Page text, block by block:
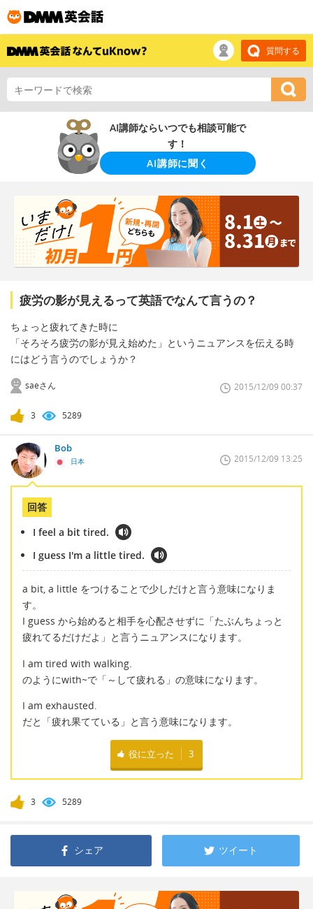
質問する
AI講師ならいつでも相談可能で
す！
AI講師に聞く
疲労の影が見えるって英語でなんて言うの？
ちょっと疲れてきた時に
「そろそろ疲労の影が見え始めた」というニュアンスを伝える時
にはどう言うのでしょうか？
saeさん 2015/12/09 00:37
3 5289
Bob
日本 2015/12/09 13:25
回答
I feel a bit tired.
I guess I'm a little tired.
a bit, a little をつけることで少しだけと言う意味になりま
す。
I guess から始めると相手を心配させずに「たぶんちょっと
疲れてるだけだよ」と言うニュアンスになります。
I am tired with walking.
のようにwith~で「～して疲れる」の意味になります。
I am exhausted.
だと「疲れ果てている」と言う意味になります。
役に立った 3
3 5289
シェア ツイート